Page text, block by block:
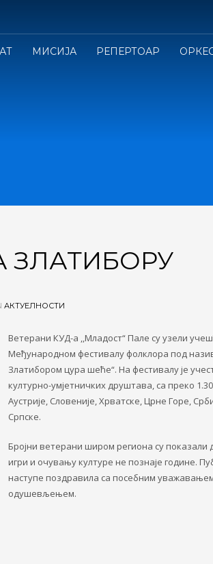
МИСИЈА РЕПЕРТОАР
ЗЛАТИБОРУ
АКТУЕЛНОСТИ
Ветерани КУД-а ,,Младост“ Пале су узели
Међународном фестивалу фолклора под
Златибором цура шеће“. На фестивалу је
културно-умјетничких друштава, са преко
Аустрије, Словеније, Хрватске, Црне Горе,
Српске.
Бројни ветерани широм региона су
игри и очувању културе не познаје године.
наступе поздравила са посебним
одушевљењем.